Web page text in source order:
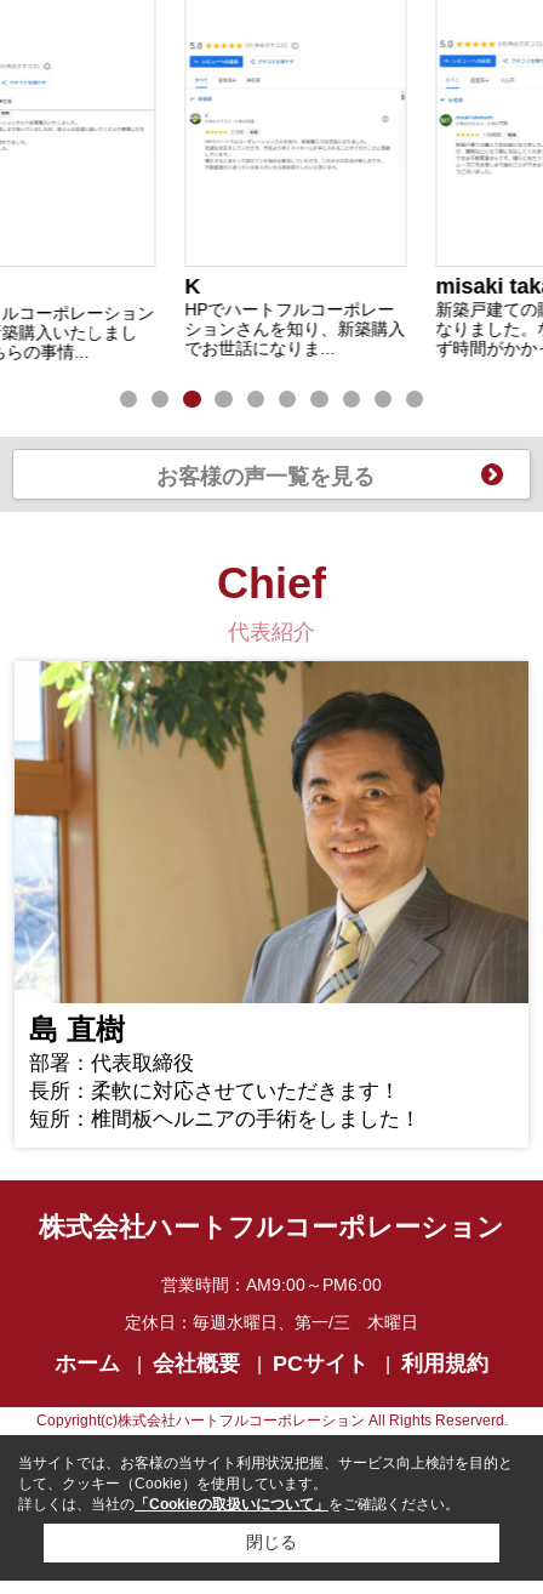
ーポレーション
入いたしまし
事情...
HPでハートフルコーポレー
ションさんを知り、新築購入
でお世話になりま...
misaki
新築戸建ての購
なりました。な
ず時間がかかっ
お客様の声一覧を見る
Chief
代表紹介
島 直樹
部署： 代表取締役
長所： 柔軟に対応させていただきます！
短所： 椎間板ヘルニアの手術をしました！
株式会社ハートフルコーポレーション
営業時間： AM9:00～PM6:00
定休日： 毎週水曜日、第一/三 木曜日
ホーム 会社概要 PCサイト 利用規約
Copyright(c)株式会社ハートフルコーポレーション All Rights Reserverd.
当サイトでは、お客様の当サイト利用状況把握、サービス向上検討を目的と
して、クッキー（Cookie）を使用しています。
詳しくは、当社の 「Cookieの取扱いについて」 をご確認ください。
閉じる